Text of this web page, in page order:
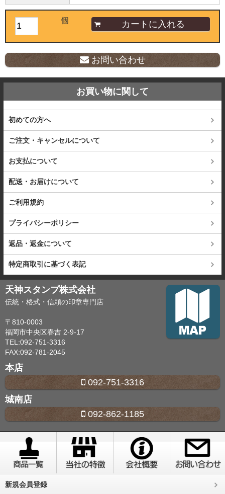
個
お問い合わせ
お買い物に関して
初めての方へ
ご注文・キャンセルについて
お支払について
配送・お届けについて
ご利用規約
プライバシーポリシー
返品・返金について
特定商取引に基づく表記
天神スタンプ株式会社
伝統・格式・信頼の印章専門店
〒810-0003
福岡市中央区春吉 2-9-17
TEL:092-751-3316
FAX:092-781-2045
本店
092-751-3316
城南店
092-862-1185
新規会員登録